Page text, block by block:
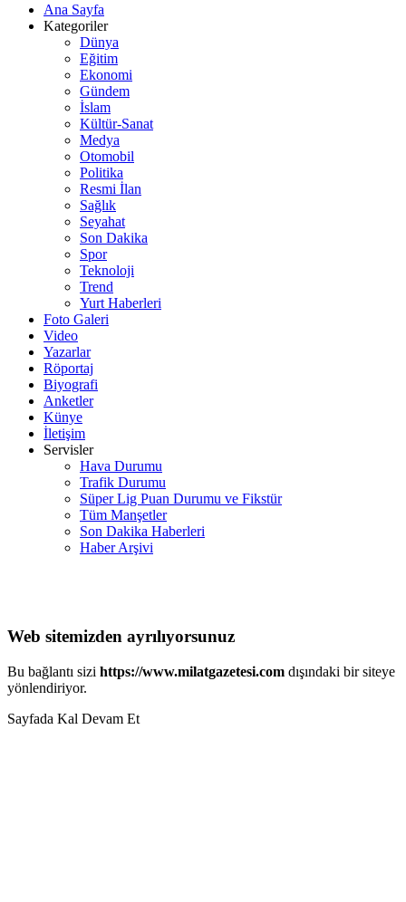
Ana Sayfa
Kategoriler
Dünya
Eğitim
Ekonomi
Gündem
İslam
Kültür-Sanat
Medya
Otomobil
Politika
Resmi İlan
Sağlık
Seyahat
Son Dakika
Spor
Teknoloji
Trend
Yurt Haberleri
Foto Galeri
Video
Yazarlar
Röportaj
Biyografi
Anketler
Künye
İletişim
Servisler
Hava Durumu
Trafik Durumu
Süper Lig Puan Durumu ve Fikstür
Tüm Manşetler
Son Dakika Haberleri
Haber Arşivi
Web sitemizden ayrılıyorsunuz
Bu bağlantı sizi https://www.milatgazetesi.com dışındaki bir siteye
yönlendiriyor.
Sayfada Kal Devam Et